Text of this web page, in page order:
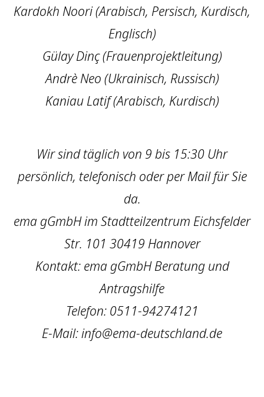
Kardokh Noori (Arabisch, Persisch, Kurdisch,
Englisch)
Gülay Dinç (Frauenprojektleitung)
Andrè Neo (Ukrainisch, Russisch)
Kaniau Latif (Arabisch, Kurdisch)
Wir sind täglich von 9 bis 15:30 Uhr
persönlich, telefonisch oder per Mail für Sie
da.
ema gGmbH im Stadtteilzentrum Eichsfelder
Str. 101 30419 Hannover
Kontakt: ema gGmbH Beratung und
Antragshilfe
Telefon: 0511-94274121
E-Mail: info@ema-deutschland.de